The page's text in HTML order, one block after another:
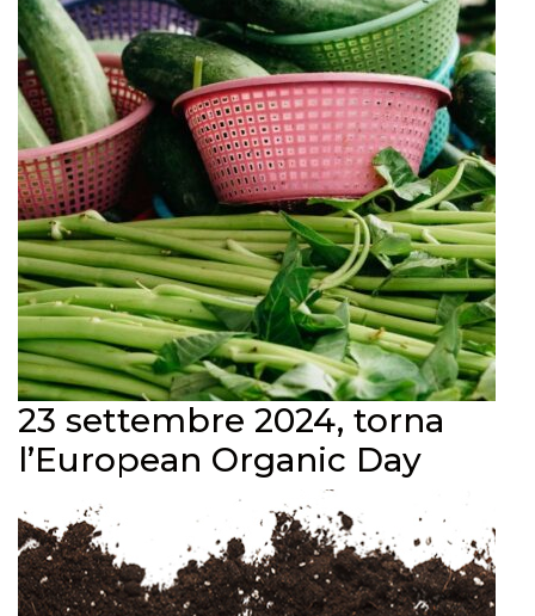
23 settembre 2024, torna
l’European Organic Day